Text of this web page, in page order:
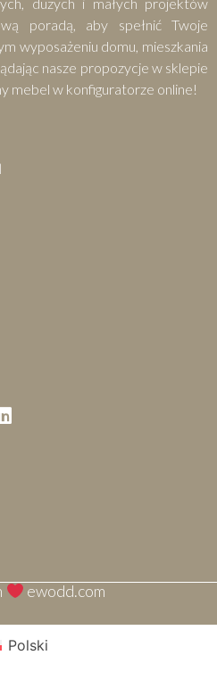
poradą, aby spełnić Twoje
wyposażeniu domu, mieszkania
nasze propozycje w sklepie
mebel w konfiguratorze online!
ewodd.com
Polski